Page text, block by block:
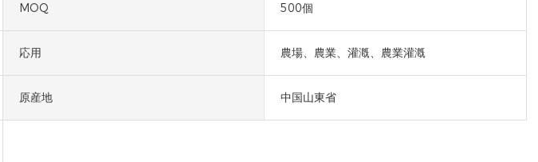
MOQ 500個
応用 農場、農業、灌漑、農業灌漑
原産地 中国山東省